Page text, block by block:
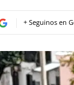
+ Seguinos en